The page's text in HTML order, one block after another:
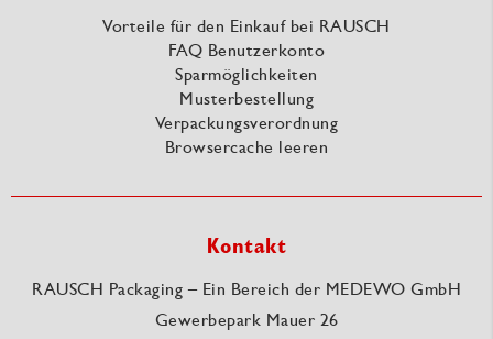
Vorteile für den Einkauf bei RAUSCH
FAQ Benutzerkonto
Sparmöglichkeiten
Musterbestellung
Verpackungsverordnung
Browsercache leeren
Kontakt
RAUSCH Packaging – Ein Bereich der MEDEWO GmbH
Gewerbepark Mauer 26